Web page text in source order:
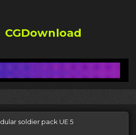
CGDownload
soldier pack UE 5